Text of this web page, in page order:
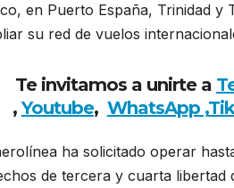
en Puerto España, Trinidad
su red de vuelos
Te invitamos a unirte a
,Youtube, WhatsApp ,
ha solicitado operar
de tercera y cuarta